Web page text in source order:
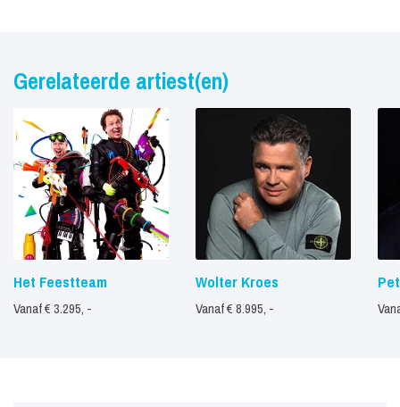
Gerelateerde artiest(en)
Het Feestteam
Vanaf € 3.295, -
Wolter Kroes
Vanaf € 8.995, -